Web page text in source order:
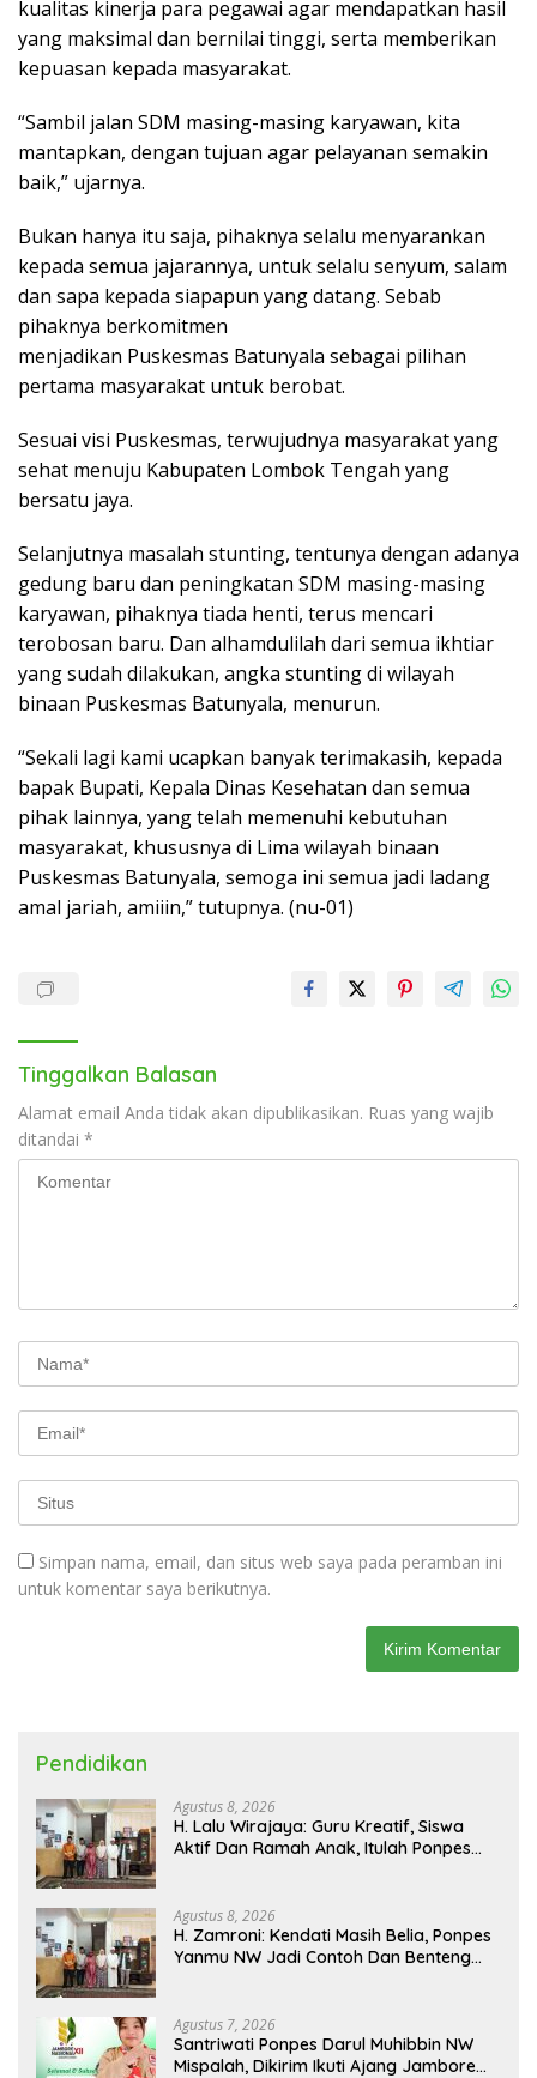
kualitas kinerja para pegawai agar mendapatkan hasil
yang maksimal dan bernilai tinggi, serta memberikan
kepuasan kepada masyarakat.
“Sambil jalan SDM masing-masing karyawan, kita
mantapkan, dengan tujuan agar pelayanan semakin
baik,” ujarnya.
Bukan hanya itu saja, pihaknya selalu menyarankan
kepada semua jajarannya, untuk selalu senyum, salam
dan sapa kepada siapapun yang datang. Sebab
pihaknya berkomitmen
menjadikan Puskesmas Batunyala sebagai pilihan
pertama masyarakat untuk berobat.
Sesuai visi Puskesmas, terwujudnya masyarakat yang
sehat menuju Kabupaten Lombok Tengah yang
bersatu jaya.
Selanjutnya masalah stunting, tentunya dengan adanya
gedung baru dan peningkatan SDM masing-masing
karyawan, pihaknya tiada henti, terus mencari
terobosan baru. Dan alhamdulilah dari semua ikhtiar
yang sudah dilakukan, angka stunting di wilayah
binaan Puskesmas Batunyala, menurun.
“Sekali lagi kami ucapkan banyak terimakasih, kepada
bapak Bupati, Kepala Dinas Kesehatan dan semua
pihak lainnya, yang telah memenuhi kebutuhan
masyarakat, khususnya di Lima wilayah binaan
Puskesmas Batunyala, semoga ini semua jadi ladang
amal jariah, amiiin,” tutupnya. (nu-01)
Tinggalkan Balasan
Alamat email Anda tidak akan dipublikasikan. Ruas yang wajib
ditandai *
Simpan nama, email, dan situs web saya pada peramban ini
untuk komentar saya berikutnya.
Pendidikan
Agustus 8, 2026
H. Lalu Wirajaya: Guru Kreatif, Siswa
Aktif Dan Ramah Anak, Itulah Ponpes
Agustus 8, 2026
H. Zamroni: Kendati Masih Belia, Ponpes
Yanmu NW Jadi Contoh Dan Benteng
Agustus 7, 2026
Santriwati Ponpes Darul Muhibbin NW
Mispalah, Dikirim Ikuti Ajang Jambore